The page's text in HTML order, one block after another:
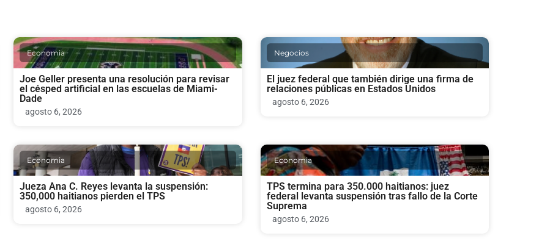
Economia
Joe Geller presenta una resolución para revisar
el césped artificial en las escuelas de Miami-
Dade
agosto 6, 2026
Negocios
El juez federal que también dirige una firma de
relaciones públicas en Estados Unidos
agosto 6, 2026
Economia
Jueza Ana C. Reyes levanta la suspensión:
350,000 haitianos pierden el TPS
agosto 6, 2026
Economia
TPS termina para 350.000 haitianos: juez
federal levanta suspensión tras fallo de la Corte
Suprema
agosto 6, 2026